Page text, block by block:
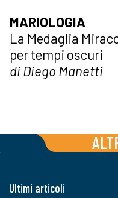
MARIOLOGIA
La Medaglia
per tempi oscuri
di Diego Manetti
Ultimi articoli